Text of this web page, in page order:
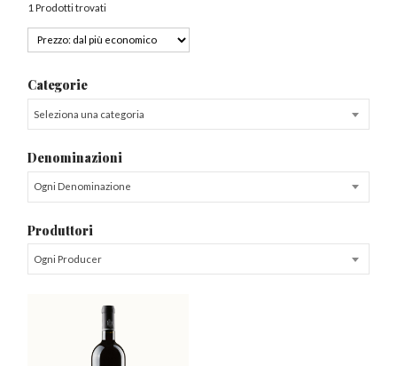
1 Prodotti trovati
Categorie
Seleziona una categoria
Denominazioni
Ogni Denominazione
Produttori
Ogni Producer